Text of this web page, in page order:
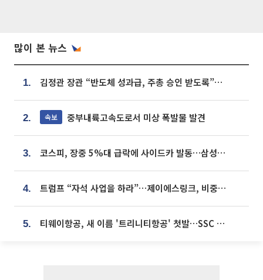
많이 본 뉴스
1. 김정관 장관 “반도체 성과급, 주총 승인 받도록”…상법·자본시장법 개정 시사
2. 속보 중부내륙고속도로서 미상 폭발물 발견
3. 코스피, 장중 5%대 급락에 사이드카 발동…삼성·SK 동반 폭락
4. 트럼프 “자석 사업을 하라”…제이에스링크, 비중국 영구자석 공급망 구축 속도
5. 티웨이항공, 새 이름 '트리니티항공' 첫발…SSC 전략 본격화